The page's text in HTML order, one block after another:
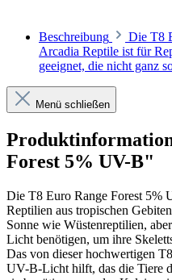
Beschreibung
Die T8
Arcadia Reptile ist für
geeignet, die nicht ganz
Menü schließen
Forest 5% UV-B"
Die T8 Euro Range Forest 5%
Reptilien aus tropischen
Sonne wie Wüstenreptilien,
Licht benötigen, um ihre
Das von dieser hochwertigen
UV-B-Licht hilft, das die Tiere